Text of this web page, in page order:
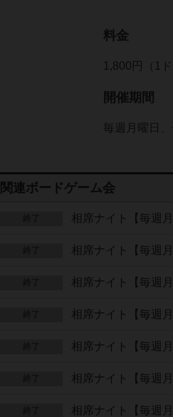
料金
1,800円（1
開催期間
毎週月曜日
関連ボードゲーム会
相席ナイト【毎週
相席ナイト【毎週
相席ナイト【毎週
相席ナイト【毎週
相席ナイト【毎週
相席ナイト【毎週
相席ナイト【毎週